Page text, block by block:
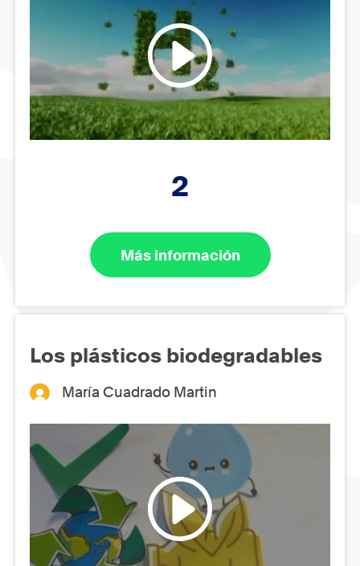
2
Más información
Los plásticos biodegradables
María Cuadrado Martin